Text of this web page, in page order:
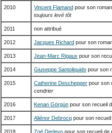
2010 Vincent Flamand pour son roman
toujours levé tôt
2011 non attribué
2012 Jacques Richard pour son
2013 Jean-Marc Rigaux pour son
2014 Giuseppe Santoliquido pour son
2015 Catherine Deschepper pour son
cendrier
2016 Kenan Görgün pour son recueil
2017 Aliénor Debrocq pour son
2018 Zoé Derleyn pour son recueil de